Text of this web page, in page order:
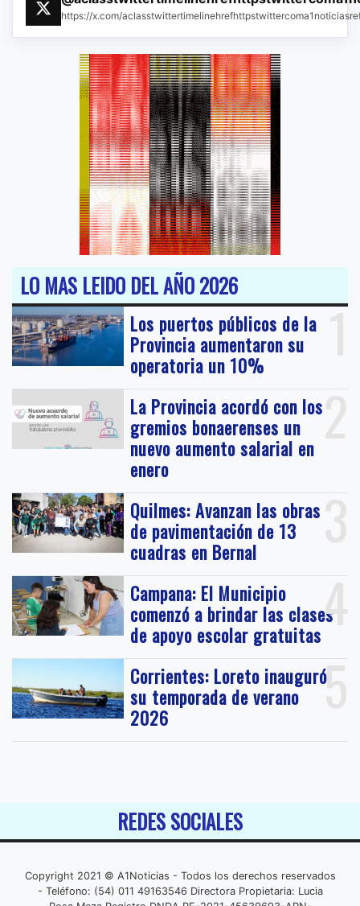
https://x.com/
LO MAS LEIDO DEL AÑO 2026
1
Los puertos públicos de la
Provincia aumentaron su
operatoria un 10%
2
La Provincia acordó con los
gremios bonaerenses un
nuevo aumento salarial en
enero
3
Quilmes: Avanzan las obras
de pavimentación de 13
cuadras en Bernal
4
Campana: El Municipio
comenzó a brindar las clases
de apoyo escolar gratuitas
5
Corrientes: Loreto inauguró
su temporada de verano
2026
REDES SOCIALES
Copyright 2021 © A1Noticias - Todos los derechos reservados
- Teléfono: (54) 011 49163546 Directora Propietaria: Lucia